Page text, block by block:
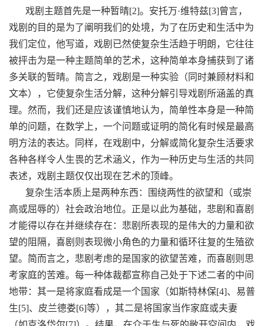
戏剧主题首先是一种暂晴[2]。安托万·维特兹[3]曾言，
戏剧的目的是为了阐明我们的处境，为了在历史和生活中为
我们定位，他写道，戏剧已然使复杂生活趋于明朗，它往往
被抨击为是一种主题简单的艺术，这种简单本身捕获到了诸
多关联的暂晴。简言之，戏剧是一种实验（同时兼顾材料和
文本），它使复杂生活分解，这种分解引导戏剧所涵盖的真
理。然而，我们还是应该谨慎地认为，简单性本身是一种简
单的问题，在数学上，一个问题或证明的简化有时候是最高
明方法的表达。同样，在戏剧中，分解或简化复杂生活要求
各种各样令人生畏的艺术涵义，作为一种历史与生活的共同
表述，戏剧主题仅仅出现在艺术的顶峰。
复杂生活本质上是两种东西：围绕两性的欲望和（或崇
高或屈辱的）社会政治地位。正是以此为基础，悲剧和喜剧
才能得以存在并继续存在：悲剧所表现的是伟大的力量和欲
望的阻隔，喜剧则表现微小角色的力量和循环往复的生殖欲
望。简而言之，悲剧考虑的是国家的欲望苦难，而喜剧则思
考家庭的苦难。每一种体裁都宣称自己处于下述二者的中间
地带：其一是将家庭看成是一个国家（如斯特林保[4]、易普
生[5]、皮兰德娄[6]等），其二是将国家当作家庭或夫妻